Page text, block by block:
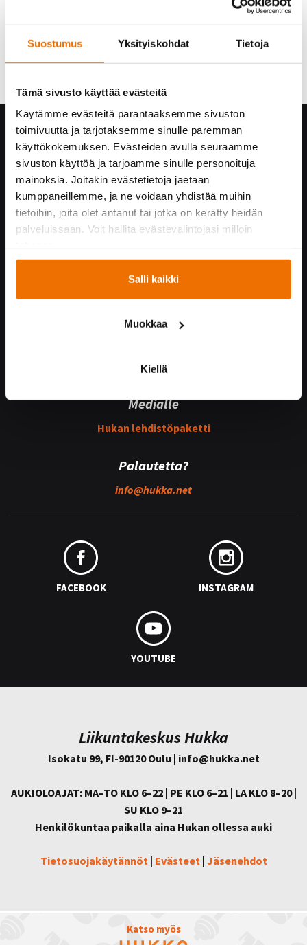
Suostumus Yksityiskohdat Tietoja
Tämä sivusto käyttää evästeitä
Käytämme evästeitä parantaaksemme sivuston
toimivuutta ja tarjotaksemme sinulle paremman
käyttökokemuksen. Evästeiden avulla seuraamme
sivuston käyttöä ja tarjoamme sinulle personoituja
mainoksia. Joitakin evästetietoja jaetaan
kumppaneillemme, ja ne voidaan yhdistää muihin
tietoihin, joita olet antanut tai jotka on kerätty heidän
palveluissaan. Voit hallita evästevalintojasi milloin
Salli kaikki
Muokkaa
Kiellä
Hukka yrityksenä
Yhteystiedot
Hukan historiaa
Vastuullisuus
Turvallisuus Hukassa
Töihin Hukkaan
Yrityskumppaneille
Yhteistyössä
Hukka suosittelee!
Medialle
Hukan lehdistöpaketti
Palautetta?
info@hukka.net
FACEBOOK INSTAGRAM
YOUTUBE
Liikuntakeskus Hukka
Isokatu 99, FI-90120 Oulu | info@hukka.net
AUKIOLOAJAT: MA–TO KLO 6–22 | PE KLO 6–21 | LA KLO 8–20 |
SU KLO 9–21
Henkilökuntaa paikalla aina Hukan ollessa auki
Tietosuojakäytännöt | Evästeet | Jäsenehdot
Katso myös